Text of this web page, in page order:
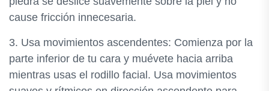
cause fricción innecesaria.
3. Usa movimientos ascendentes: Comienza por la
parte inferior de tu cara y muévete hacia arriba
mientras usas el rodillo facial. Usa movimientos